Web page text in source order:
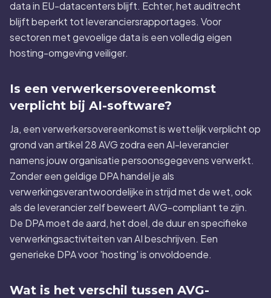
data in EU-datacenters blijft. Echter, het auditrecht
blijft beperkt tot leveranciersrapportages. Voor
sectoren met gevoelige data is een volledig eigen
hosting-omgeving veiliger.
Is een verwerkersovereenkomst
verplicht bij AI-software?
Ja, een verwerkersovereenkomst is wettelijk verplicht op
grond van artikel 28 AVG zodra een AI-leverancier
namens jouw organisatie persoonsgegevens verwerkt.
Zonder een geldige DPA handel je als
verwerkingsverantwoordelijke in strijd met de wet, ook
als de leverancier zelf beweert AVG-compliant te zijn.
De DPA moet de aard, het doel, de duur en specifieke
verwerkingsactiviteiten van AI beschrijven. Een
generieke DPA voor 'hosting' is onvoldoende.
Wat is het verschil tussen AVG-